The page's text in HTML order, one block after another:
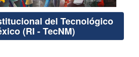
del Tecnológico
(RI - TecNM)